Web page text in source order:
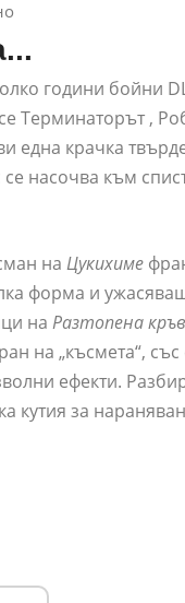
години бойни
Терминаторът ,
една крачка
насочва към
на Цукихиме
форма и
на Разтопена кръв
на „късмета“,
ефекти.
кутия за